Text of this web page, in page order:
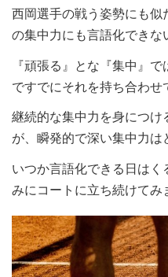
西岡選手の戦う姿勢にも
の集中力にも言語化できな
『頑張る』とな『集中』
ですでにそれを持ち合わせ
継続的な集中力を身につ
が、瞬発的で深い集中力は
いつか言語化できる日は
みにコートに立ち続けてみ